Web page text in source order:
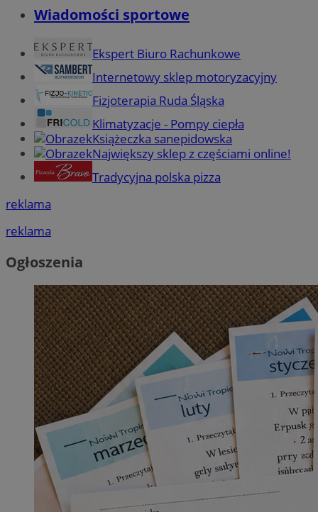
Wiadomości sportowe
Ekspert Biuro Rachunkowe
Internetowy sklep motoryzacyjny
Fizjoterapia Ruda Śląska
Klimatyzacje - Pompy ciepła
Książeczka sanepidowska
Największy sklep z częściami online!
Tradycyjna polska pizza
reklama
reklama
Ogłoszenia